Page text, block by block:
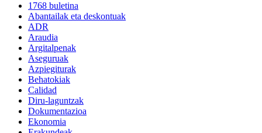
1768 buletina
Abantailak eta deskontuak
ADR
Araudia
Argitalpenak
Aseguruak
Azpiegiturak
Behatokiak
Calidad
Diru-laguntzak
Dokumentazioa
Ekonomia